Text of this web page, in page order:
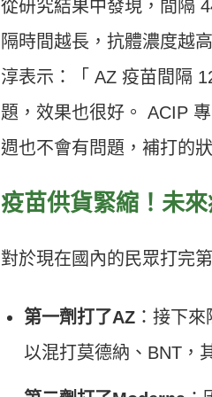
從研究結果中發現，間隔
隔時間越長，抗體濃度越
淳表示：「 AZ 疫苗間隔
題，效果也很好。 ACIP
週也不會有問題，補打的
疫苗供貨緊縮！未
對於現在國內的民眾打完
第一劑打了AZ ：接下
以混打莫德納、BNT，